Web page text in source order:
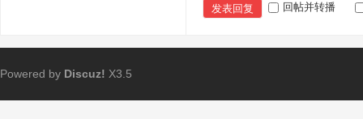
发表回复 回帖并转播
Powered by Discuz! X3.5